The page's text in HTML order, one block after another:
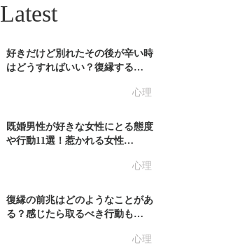
Latest
心理
好きだけど別れたその後が辛い時
はどうすればいい？復縁する…
心理
既婚男性が好きな女性にとる態度
や行動11選！惹かれる女性…
心理
復縁の前兆はどのようなことがあ
る？感じたら取るべき行動も…